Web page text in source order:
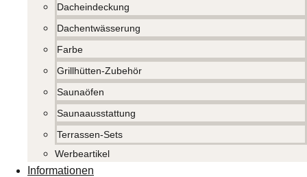
Dacheindeckung
Dachentwässerung
Farbe
Grillhütten-Zubehör
Saunaöfen
Saunaausstattung
Terrassen-Sets
Werbeartikel
Informationen